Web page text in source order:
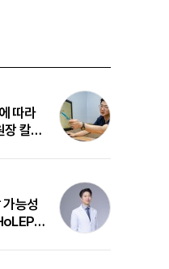
따라
장 칼
가능성